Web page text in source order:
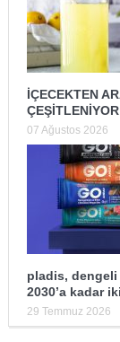
İÇECEKTEN
ÇEŞİTLENİYOR
07 Ağustos 2026
pladis, dengeli
2030’a kadar
29 Temmuz 2026